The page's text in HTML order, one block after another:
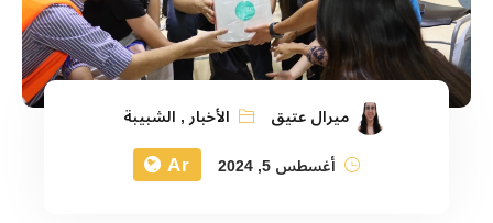
ميرال عتيق الأخبار, الشبيبة
أغسطس 5, 2024
Ar